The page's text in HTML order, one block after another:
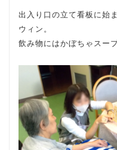
出入り口の立て看板に始
ウィン。
飲み物にはかぼちゃスー